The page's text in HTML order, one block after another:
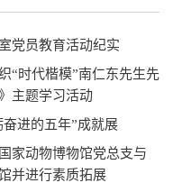
党员教育活动纪实
“时代楷模”南仁东先生先
主题学习活动
进的五年”成就展
家动物博物馆党总支与
并进行素质拓展